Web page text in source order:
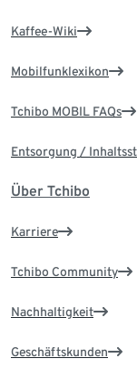
Kaffee-Wiki
Mobilfunklexikon
Tchibo MOBIL FAQs
Entsorgung /
Über Tchibo
Karriere
Tchibo Community
Nachhaltigkeit
Geschäftskunden